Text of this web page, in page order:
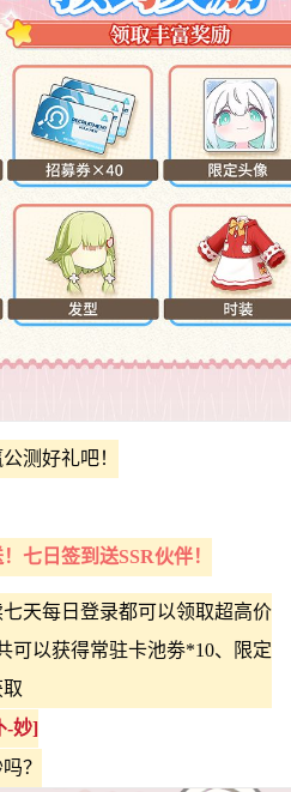
测好礼吧！
七日签到送SSR伙伴！
天每日登录都可以领取超高价
可以获得常驻卡池劵*10、限定
-妙]
？